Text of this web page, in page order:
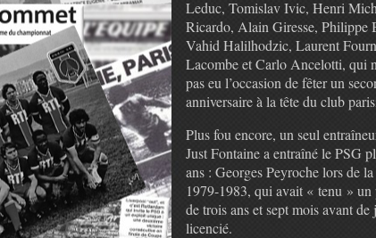
Leduc, Tomislav Ivic, Henri
Ricardo, Alain Giresse, Philippe
Vahid Halilhodzic, Laurent
Lacombe et Carlo Ancelotti, qui
pas eu l’occasion de fêter un
anniversaire à la tête du club
Plus fou encore, un seul
Just Fontaine a entraîné le PSG
ans : Georges Peyroche lors de
1979-1983, qui avait « tenu » un
de trois ans et sept mois avant
licencié.